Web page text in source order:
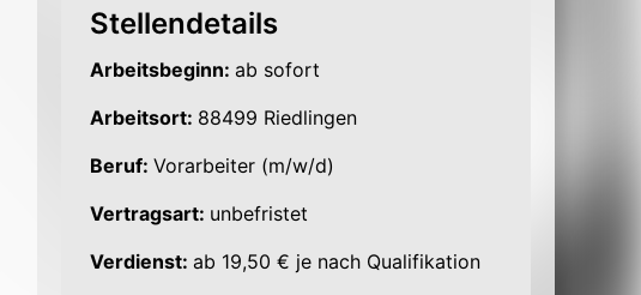
Stellendetails
Arbeitsbeginn: ab sofort
Arbeitsort: 88499 Riedlingen
Beruf: Vorarbeiter (m/w/d)
Vertragsart: unbefristet
Verdienst: ab 19,50 € je nach Qualifikation